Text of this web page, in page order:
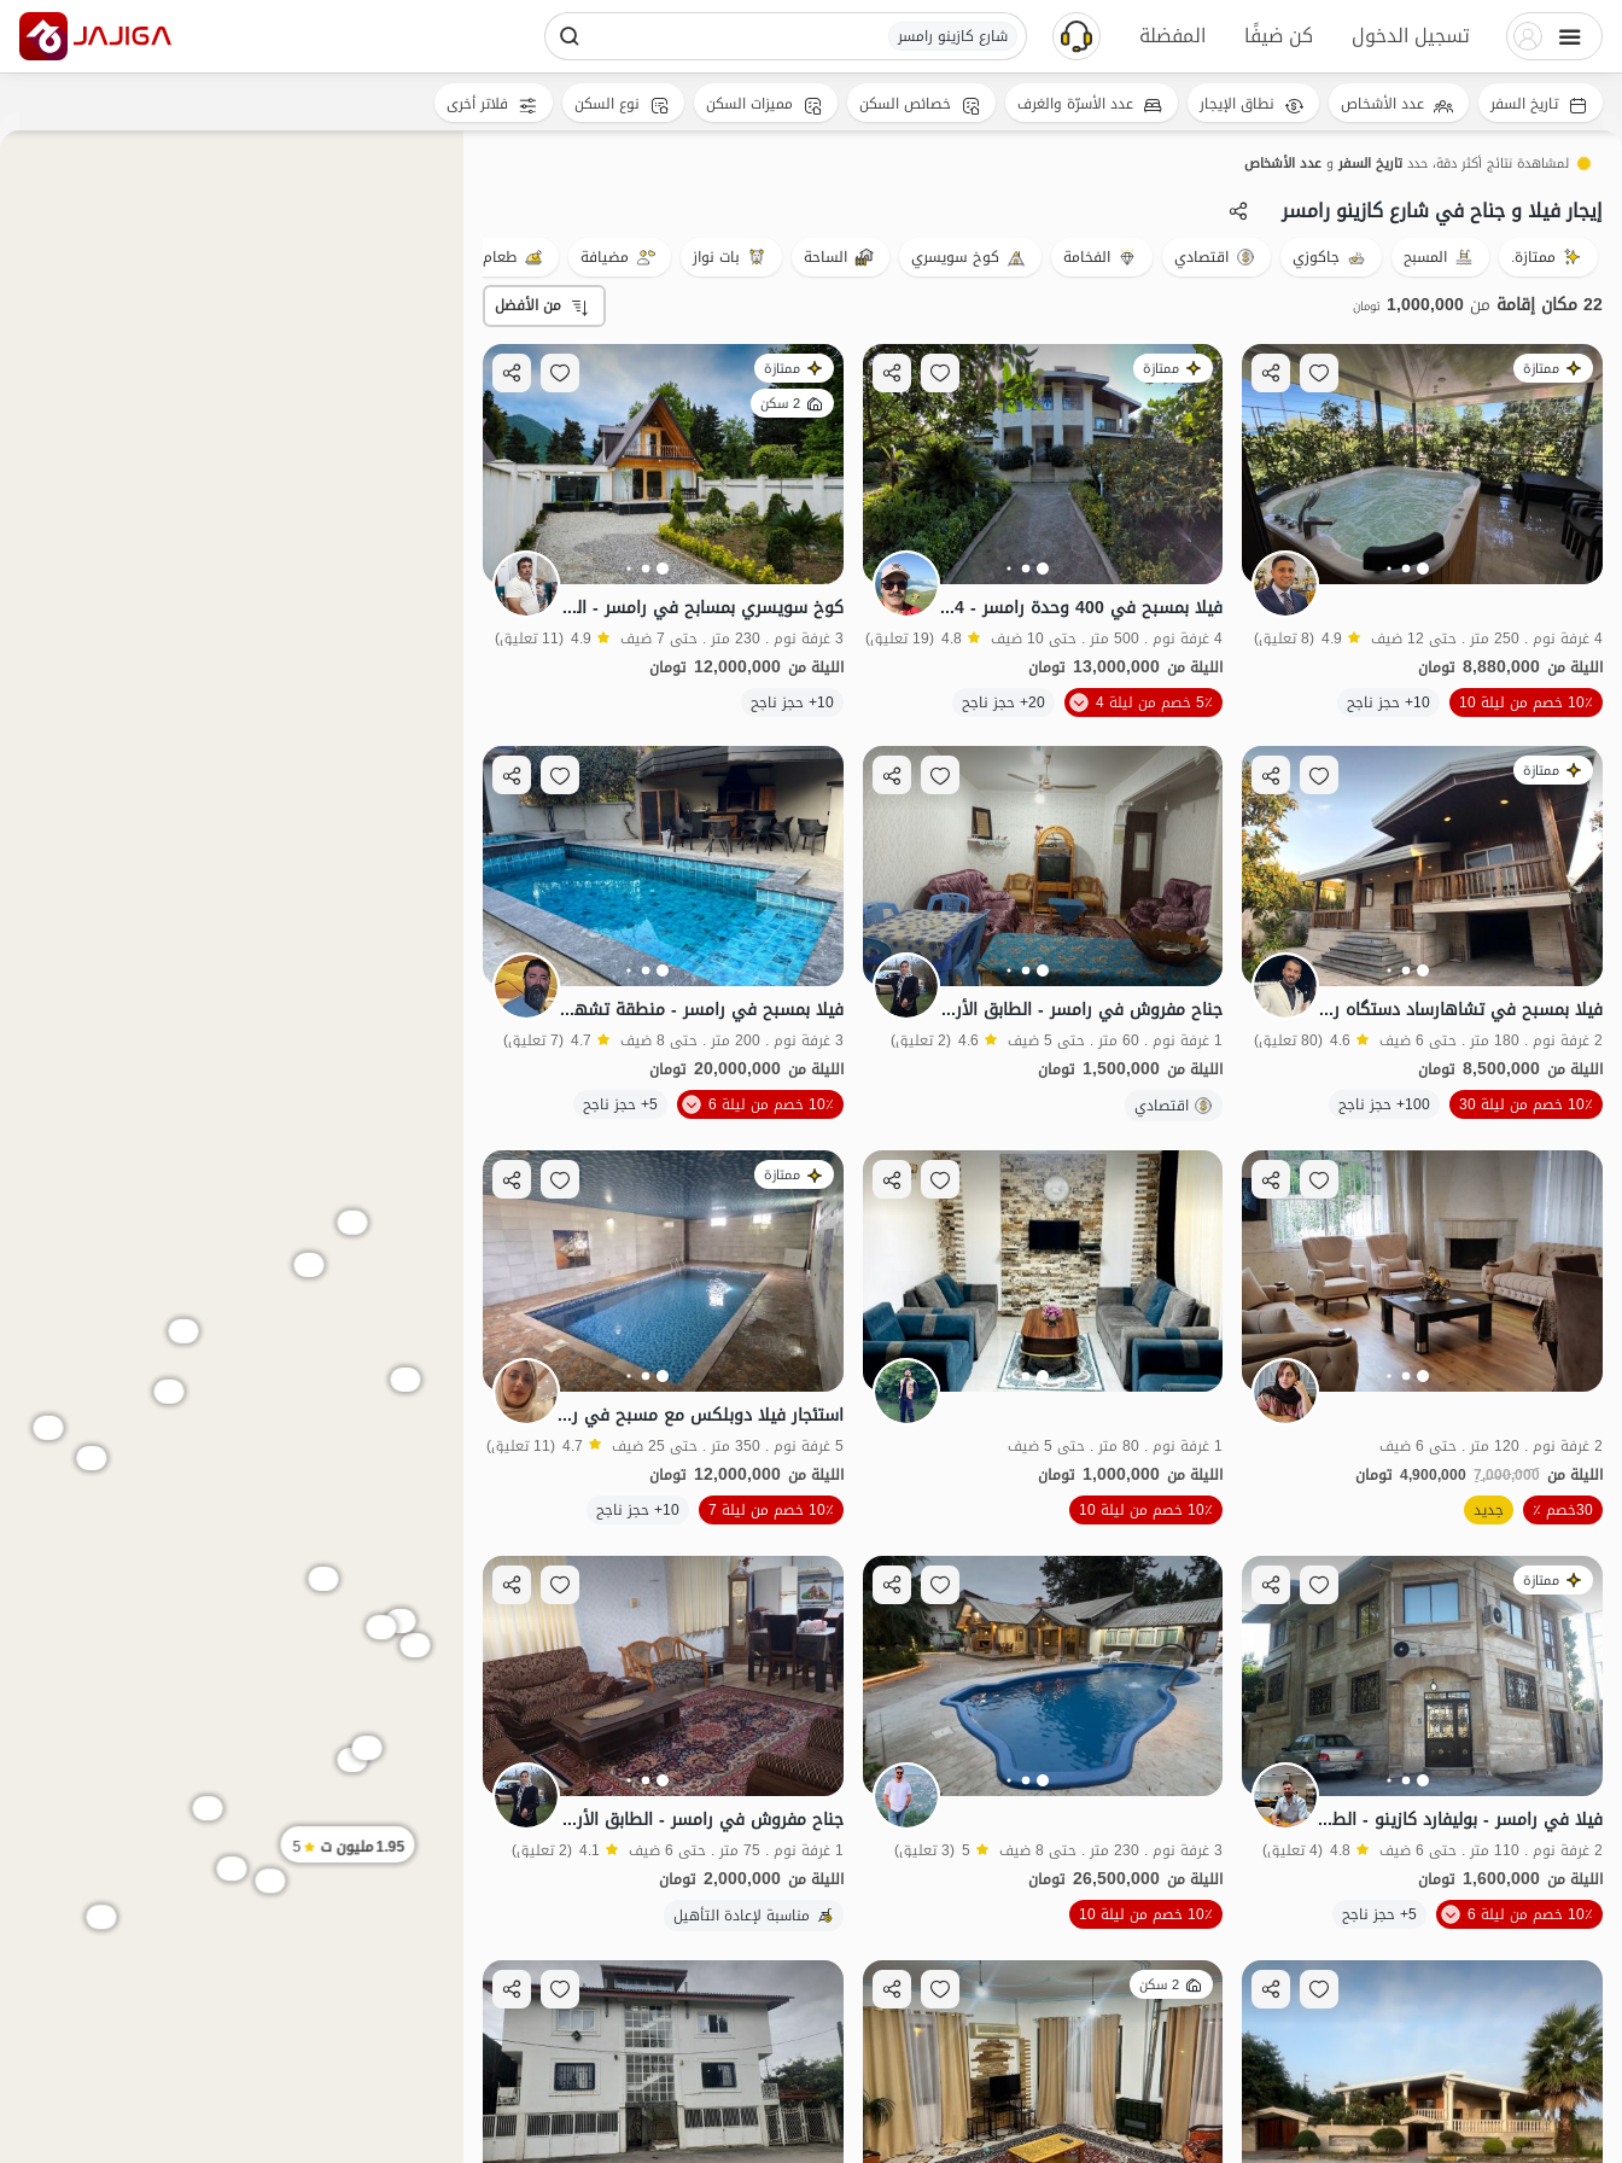
تسجيل الدخول كن ضيفًا المفضلة شارع کازینو رامسر
1.95مليون ت 5
لمشاهدة نتائج أكثر دقة، حددتاريخ السفروعدد الأشخاص
إيجار فيلا و جناح في شارع کازینو رامسر
ممتازة. المسبح جاكوزي اقتصادي الفخامة كوخ سويسري الساحة بات نواز مضيافة طعام جيد
22 مكان إقامة من 1,000,000 تومان من الأفضل
ممتازة
4 غرفة نوم . 250 متر . حتى 12 ضيف 4.9 (8 تعليق)
الليلة من 8,880,000 تومان
10٪ خصم من ليلة 10
10+ حجز ناجح الموقع على الخريطة
ممتازة
فيلا بمسبح في 400 وحدة رامسر - 4 غرف نوم
4 غرفة نوم . 500 متر . حتى 10 ضيف 4.8 (19 تعليق)
الليلة من 13,000,000 تومان
5٪ خصم من ليلة 4
20+ حجز ناجح الموقع على الخريطة
ممتازة
2 سكن
كوخ سويسري بمسابح في رامسر - المعلم بوليفارد
3 غرفة نوم . 230 متر . حتى 7 ضيف 4.9 (11 تعليق)
الليلة من 12,000,000 تومان
10+ حجز ناجح
ممتازة
فيلا بمسبح في تشاهارساد دستگاه رامسر
2 غرفة نوم . 180 متر . حتى 6 ضيف 4.6 (80 تعليق)
الليلة من 8,500,000 تومان
10٪ خصم من ليلة 30
100+ حجز ناجح الموقع على الخريطة
جناح مفروش في رامسر - الطابق الأرضي - الوحدة 1
1 غرفة نوم . 60 متر . حتى 5 ضيف 4.6 (2 تعليق)
الليلة من 1,500,000 تومان
اقتصادي
الموقع على الخريطة
فيلا بمسبح في رامسر - منطقة تشهارصد دستغاه
3 غرفة نوم . 200 متر . حتى 8 ضيف 4.7 (7 تعليق)
الليلة من 20,000,000 تومان
10٪ خصم من ليلة 6
5+ حجز ناجح
2 غرفة نوم . 120 متر . حتى 6 ضيف
الليلة من 7,000,000
4,900,000 تومان
30خصم ٪
جديد الموقع على الخريطة
1 غرفة نوم . 80 متر . حتى 5 ضيف
الليلة من 1,000,000 تومان
10٪ خصم من ليلة 10
اقتصادي
ممتازة
استئجار فيلا دوبلكس مع مسبح في رامسار
5 غرفة نوم . 350 متر . حتى 25 ضيف 4.7 (11 تعليق)
الليلة من 12,000,000 تومان
10٪ خصم من ليلة 7
10+ حجز ناجح
ممتازة
فيلا في رامسر - بوليفارد كازينو - الطابق الثاني
2 غرفة نوم . 110 متر . حتى 6 ضيف 4.8 (4 تعليق)
الليلة من 1,600,000 تومان
10٪ خصم من ليلة 6
5+ حجز ناجح الموقع على الخريطة
3 غرفة نوم . 230 متر . حتى 8 ضيف 5 (3 تعليق)
الليلة من 26,500,000 تومان
10٪ خصم من ليلة 10
الفخامة والرفاهية
جناح مفروش في رامسر - الطابق الأرضي - الوحدة 2
1 غرفة نوم . 75 متر . حتى 6 ضيف 4.1 (2 تعليق)
الليلة من 2,000,000 تومان
مناسبة لإعادة التأهيل
2 سكن
تاريخ السفر عدد الأشخاص نطاق الإيجار عدد الأسرّة والغرف خصائص السكن مميزات السكن نوع السكن فلاتر أخرى